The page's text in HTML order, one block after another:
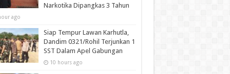
Narkotika Dipangkas 3 Tahun
ago
Siap Tempur Lawan Karhutla,
Dandim 0321/Rohil Terjunkan 1
SST Dalam Apel Gabungan
10 hours ago